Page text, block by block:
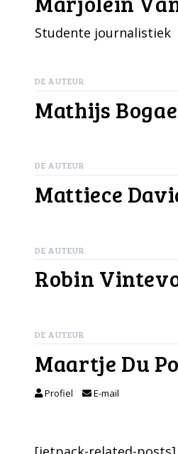
Studente journalistiek
DE AUTEUR
Mathijs
DE AUTEUR
Mattiece
DE AUTEUR
Robin
DE AUTEUR
Maartje Du
Profiel E-mail